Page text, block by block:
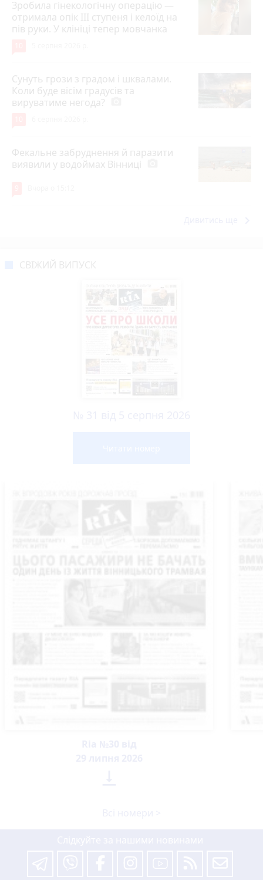
Зробила гінекологічну операцію —
отримала опік ІІІ ступеня і келоїд на
пів руки. У клініці тепер мовчанка
Сунуть грози з градом і шквалами.
Коли буде вісім градусів та
вируватиме негода?
Фекальне забруднення й паразити
виявили у водоймах Вінниці